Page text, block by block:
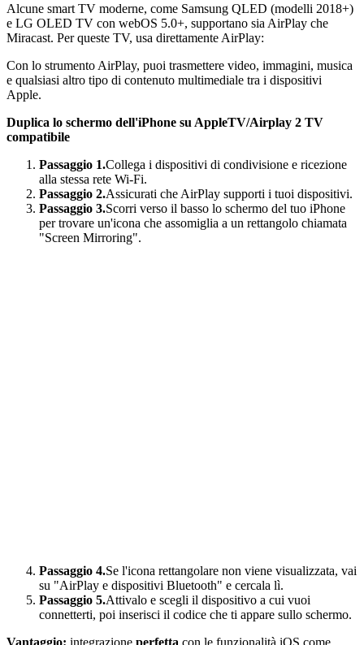
Alcune smart TV moderne, come Samsung QLED (modelli 2018+)
e LG OLED TV con webOS 5.0+, supportano sia AirPlay che
Miracast. Per queste TV, usa direttamente AirPlay:
Con lo strumento AirPlay, puoi trasmettere video, immagini, musica
e qualsiasi altro tipo di contenuto multimediale tra i dispositivi
Apple.
Duplica lo schermo dell'iPhone su AppleTV/Airplay 2 TV
compatibile
Passaggio 1.Collega i dispositivi di condivisione e ricezione
alla stessa rete Wi-Fi.
Passaggio 2.Assicurati che AirPlay supporti i tuoi dispositivi.
Passaggio 3.Scorri verso il basso lo schermo del tuo iPhone
per trovare un'icona che assomiglia a un rettangolo chiamata
"Screen Mirroring".
Passaggio 4.Se l'icona rettangolare non viene visualizzata, vai
su "AirPlay e dispositivi Bluetooth" e cercala lì.
Passaggio 5.Attivalo e scegli il dispositivo a cui vuoi
connetterti, poi inserisci il codice che ti appare sullo schermo.
Vantaggio: integrazione perfetta con le funzionalità iOS come